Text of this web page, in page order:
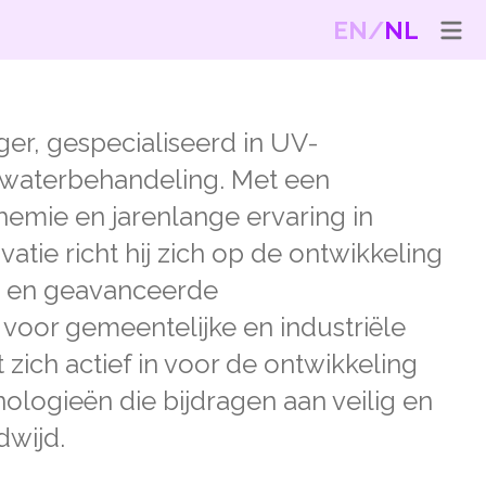
EN NL
gespecialiseerd in UV-
Met een
en jarenlange ervaring in
richt hij zich op de ontwikkeling
geavanceerde
gemeentelijke en industriële
zich actief in voor de ontwikkeling
die bijdragen aan veilig en